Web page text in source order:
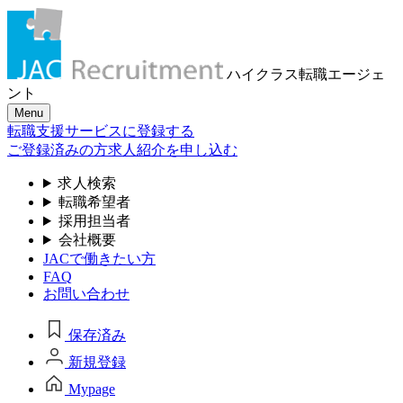
ハイクラス転職エージェ
ント
Menu
転職支援サービスに登録する
ご登録済みの方求人紹介を申し込む
求人検索
転職希望者
採用担当者
会社概要
JACで働きたい方
FAQ
お問い合わせ
保存済み
新規登録
Mypage